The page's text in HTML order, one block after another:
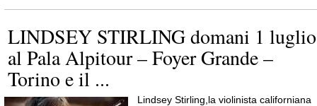
LINDSEY STIRLING domani 1 luglio
al Pala Alpitour – Foyer Grande –
Torino e il ...
Lindsey Stirling,la violinista californiana